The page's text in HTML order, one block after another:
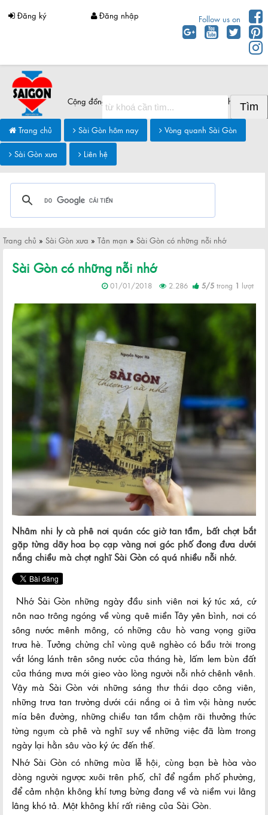
Đăng ký Đăng nhập Follow us on
Cộng đồng Sài Gòn chia sẻ thông tin Sài Gòn hôm nay
Trang chủ Sài Gòn hôm nay
Vòng quanh Sài Gòn
Sài Gòn xưa
Liên hệ
Trang chủ » Sài Gòn xưa » Tản mạn » Sài Gòn có những nỗi nhớ
Sài Gòn có những nỗi nhớ
01/01/2018 2.286 5/5 trong 1 lượt
Nhâm nhi ly cà phê nơi quán cóc giờ tan tầm, bất chợt bắt
gặp từng dãy hoa bọ cạp vàng nơi góc phố đong đưa dưới
nắng chiều mà chợt nghĩ Sài Gòn có quá nhiều nỗi nhớ.
Nhớ Sài Gòn những ngày đầu sinh viên nơi ký túc xá, cứ
nôn nao trông ngóng về vùng quê miền Tây yên bình, nơi có
sông nước mênh mông, có những câu hò vang vọng giữa
trưa hè. Tưởng chừng chỉ vùng quê nghèo có bầu trời trong
vắt lóng lánh trên sông nước của tháng hè, lấm lem bùn đất
của tháng mưa mới gieo vào lòng người nỗi nhớ chênh vênh.
Vậy mà Sài Gòn với những sáng thư thái dạo công viên,
những trưa tan trường dưới cái nắng oi ả tìm vội hàng nước
mía bên đường, những chiều tan tầm chậm rãi thưởng thức
từng ngụm cà phê và nghĩ suy về những việc đã làm trong
ngày lại hằn sâu vào ký ức đến thế.
Nhớ Sài Gòn có những mùa lễ hội, cùng bạn bè hòa vào
dòng người ngược xuôi trên phố, chỉ để ngắm phố phường,
để cảm nhận không khí tưng bừng đang về và niềm vui lâng
lâng khó tả. Một không khí rất riêng của Sài Gòn.